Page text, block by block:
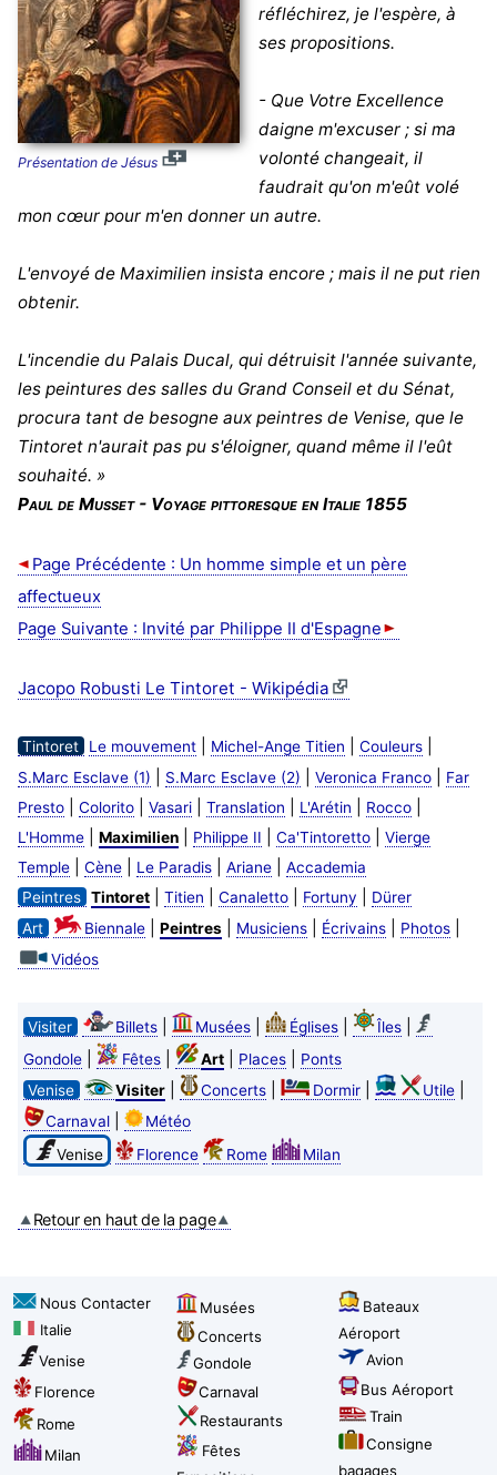
Présentation de Jésus
réfléchirez, je l'espère, à
ses propositions.
- Que Votre Excellence
daigne m'excuser ; si ma
volonté changeait, il
faudrait qu'on m'eût volé
mon cœur pour m'en donner un autre.
L'envoyé de Maximilien insista encore ; mais il ne put rien
obtenir.
L'incendie du Palais Ducal, qui détruisit l'année suivante,
les peintures des salles du Grand Conseil et du Sénat,
procura tant de besogne aux peintres de Venise, que le
Tintoret n'aurait pas pu s'éloigner, quand même il l'eût
souhaité. »
Paul de Musset - Voyage pittoresque en Italie 1855
Page Précédente : Un homme simple et un père
affectueux
Page Suivante : Invité par Philippe II d'Espagne
Jacopo Robusti Le Tintoret - Wikipédia
Tintoret Le mouvement| Michel-Ange Titien Couleurs|
S.Marc Esclave (1) S.Marc Esclave (2) Veronica Franco|
Far
Presto| Colorito| Vasari| Translation L'Arétin Rocco|
L'Homme| Maximilien| Philippe II Ca'Tintoretto| Vierge
Temple| Cène| Le Paradis| Ariane| Accademia
Peintres Tintoret| Titien Canaletto| Fortuny
Dürer
Art
Biennale| Peintres| Musiciens| Écrivains| Photos|
Vidéos
Visiter Billets| Musées| Églises| Îles|
Gondole| Fêtes| Art| Places|
Ponts
Venise
Visiter| Concerts| Dormir| Utile|
Carnaval|
Météo
Venise
Florence Rome Milan
Retour en haut de la page
Nous Contacter
Italie
Venise
Florence
Rome
Milan
Musées
Concerts
Gondole
Carnaval
Restaurants
Fêtes
Bateaux
Aéroport
Avion
Bus Aéroport
Train
Consigne
bagages